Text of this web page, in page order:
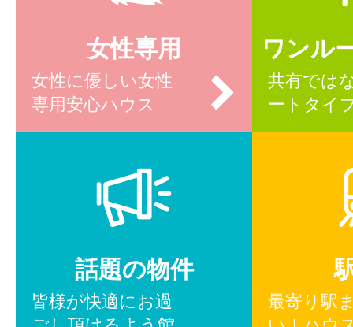
女性専用
女性に優しい女性
専用安心ハウス
ワンル
共有では
ートタイ
話題の物件
皆様が快適にお過
最寄り駅